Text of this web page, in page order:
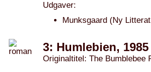
Udgaver:
Munksgaard (Ny
3: Humlebien, 1985
Originaltitel: The Bumblebee